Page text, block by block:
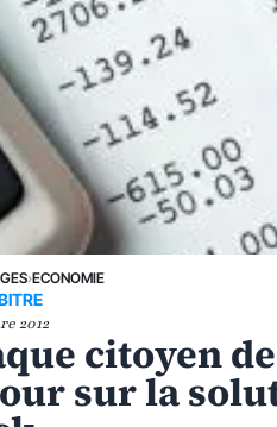
›ECONOMIE
2012
citoyen
sur la